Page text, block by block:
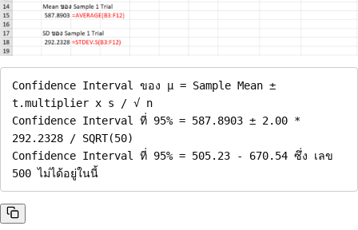
Confidence Interval ของ µ = Sample Mean ±
t.multiplier x s / √ n
Confidence Interval ที่ 95% = 587.8903 ± 2.00 *
292.2328 / SQRT(50)
Confidence Interval ที่ 95% = 505.23 - 670.54 ซึ่ง เลข
500 ไม่ได้อยู่ในนี้